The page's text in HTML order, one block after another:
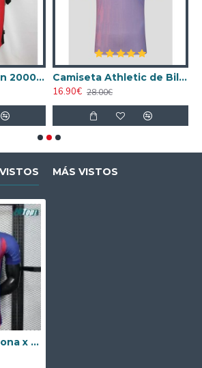
Camiseta AC Milan 2000/2001 Local Retro
Camiseta Athletic de Bilbao 2024/2025 Alternativo
16.90€ 28.00€
MÁS VISTOS
Camiseta Barcelona x Ed Sheeran Home 2025/2026 Versión Jugador